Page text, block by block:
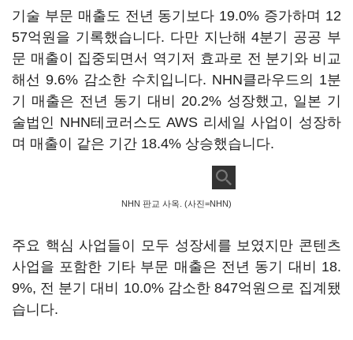
기술 부문 매출도 전년 동기보다 19.0% 증가하며 12
57억원을 기록했습니다. 다만 지난해 4분기 공공 부
문 매출이 집중되면서 역기저 효과로 전 분기와 비교
해선 9.6% 감소한 수치입니다. NHN클라우드의 1분
기 매출은 전년 동기 대비 20.2% 성장했고, 일본 기
술법인 NHN테코러스도 AWS 리세일 사업이 성장하
며 매출이 같은 기간 18.4% 상승했습니다.
NHN 판교 사옥. (사진=NHN)
주요 핵심 사업들이 모두 성장세를 보였지만 콘텐츠
사업을 포함한 기타 부문 매출은 전년 동기 대비 18.
9%, 전 분기 대비 10.0% 감소한 847억원으로 집계됐
습니다.